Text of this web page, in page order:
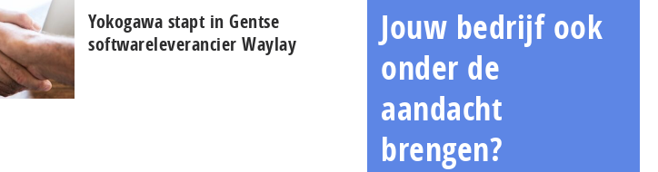
Yokogawa stapt in Gentse
softwareleverancier Waylay
Jouw bedrijf ook
onder de
aandacht
brengen?